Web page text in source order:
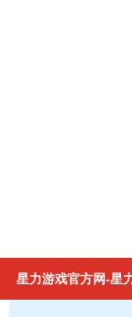
星力游戏官方网-星